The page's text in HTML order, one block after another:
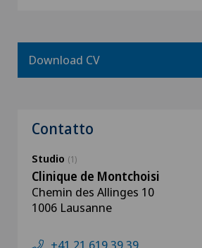
Download CV
Contatto
Studio (1)
Clinique de Montchoisi
Chemin des Allinges 10
1006 Lausanne